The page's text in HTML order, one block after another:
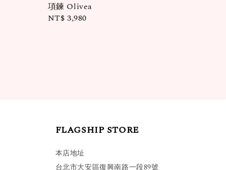
項鍊 Olivea
Regular
NT$ 3,980
FLAGSHIP STORE
本店地址
台北市大安區復興南路一段89號